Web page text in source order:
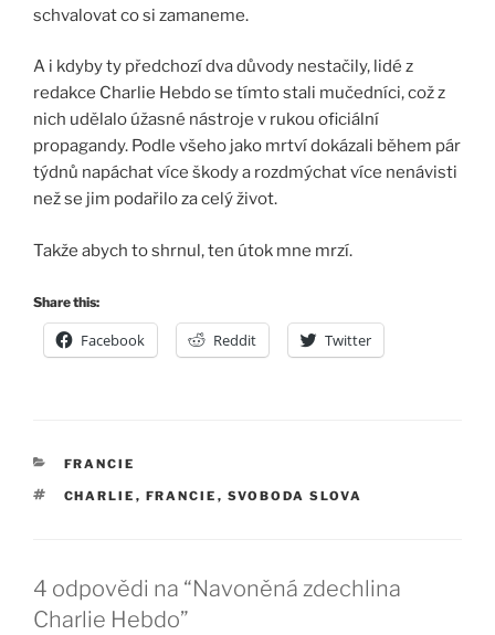
schvalovat co si zamaneme.
A i kdyby ty předchozí dva důvody nestačily, lidé z
redakce Charlie Hebdo se tímto stali mučedníci, což z
nich udělalo úžasné nástroje v rukou oficiální
propagandy. Podle všeho jako mrtví dokázali během pár
týdnů napáchat více škody a rozdmýchat více nenávisti
než se jim podařilo za celý život.
Takže abych to shrnul, ten útok mne mrzí.
Share this:
Facebook Reddit Twitter
RUBRIKY
FRANCIE
ŠTÍTKY
CHARLIE , FRANCIE , SVOBODA SLOVA
4 odpovědi na “Navoněná zdechlina
Charlie Hebdo”